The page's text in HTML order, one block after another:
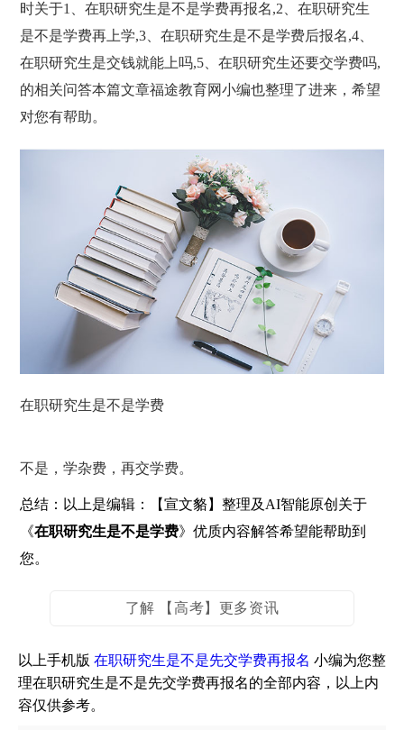
时关于1、在职研究生是不是学费再报名,2、在职研究生
是不是学费再上学,3、在职研究生是不是学费后报名,4、
在职研究生是交钱就能上吗,5、在职研究生还要交学费吗,
的相关问答本篇文章福途教育网小编也整理了进来，希望
对您有帮助。
在职研究生是不是学费
不是，学杂费，再交学费。
总结：以上是编辑：【宣文貉】整理及AI智能原创关于
《在职研究生是不是学费》优质内容解答希望能帮助到
您。
了解 【高考】更多资讯
以上手机版 在职研究生是不是先交学费再报名 小编为您整
理在职研究生是不是先交学费再报名的全部内容，以上内
容仅供参考。